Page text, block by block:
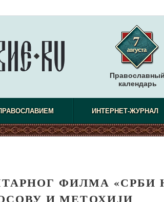
Православный
календарь
ИНТЕРНЕТ-ЖУРНАЛ
ФИЛМА «СРБИ
И МЕТОХИЈИ